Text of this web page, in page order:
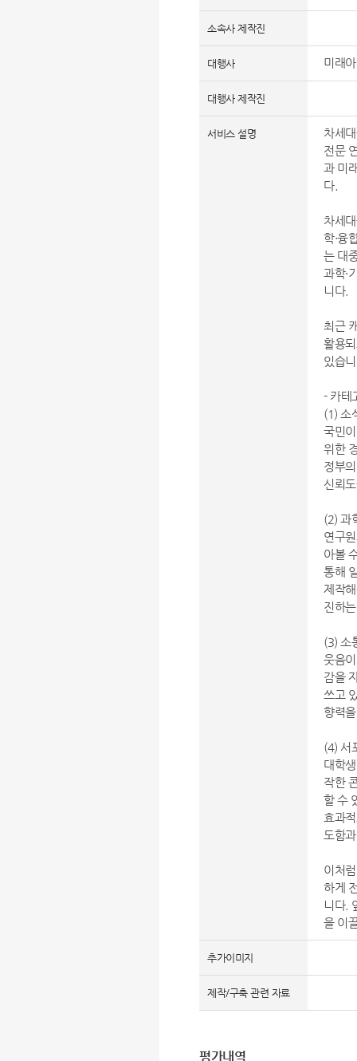
소속사 제작진
대행사 미래
대행사 제작진
서비스 설명
차세
전문
과 미
다.
차세
학·융
는 대
과학·
니다.
최근
활용
있습
- 카테
(1) 소
국민
위한
정부
신뢰
(2) 과
연구
아볼
통해
제작
진하
(3) 소
웃음
감을
쓰고
향력
(4) 서
대학
작한
할 수
효과
도함
이처
하게
니다.
을 이
추가이미지
제작/구축 관련 자료